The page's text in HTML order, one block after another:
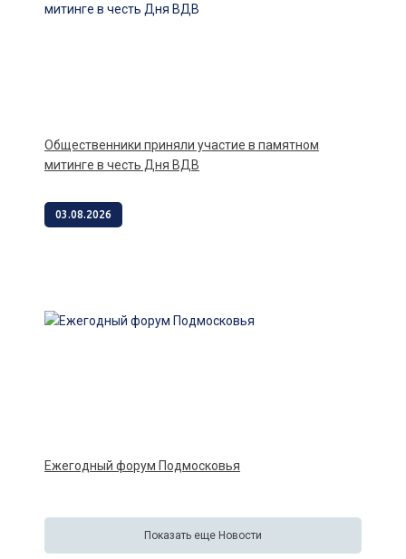
Общественники приняли участие в памятном
митинге в честь Дня ВДВ
03.08.2026
Ежегодный форум Подмосковья
Показать еще Новости